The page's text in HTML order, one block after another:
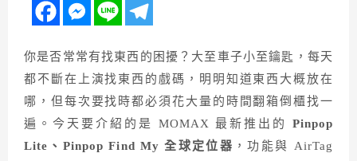
你是否常常有找東西的困擾？大至車子小至鑰匙，每天
都不斷在上演找東西的戲碼，明明知道東西大概放在
哪，但每次要找時都必須花大量的時間翻箱倒櫃找一
遍。今天要介紹的是 MOMAX 最新推出的 Pinpop
Lite、Pinpop Find My 全球定位器 ，功能與 AirTag